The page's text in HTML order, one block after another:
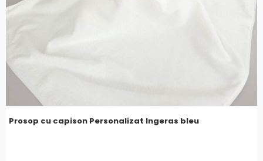
Prosop cu capison Personalizat Ingeras bleu